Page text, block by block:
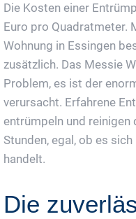
Die Kosten einer
Euro pro Quadratmeter.
Wohnung in Essingen
zusätzlich. Das Messie
Problem, es ist der
verursacht. Erfahrene
entrümpeln und reinigen
Stunden, egal, ob es
handelt.
Die